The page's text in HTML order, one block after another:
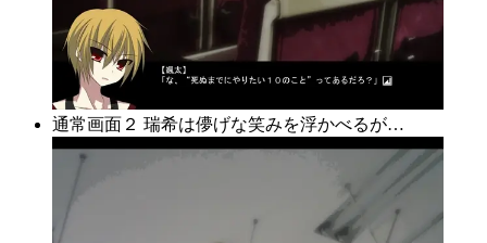
通常画面２ 瑞希は儚げな笑みを浮かべるが…